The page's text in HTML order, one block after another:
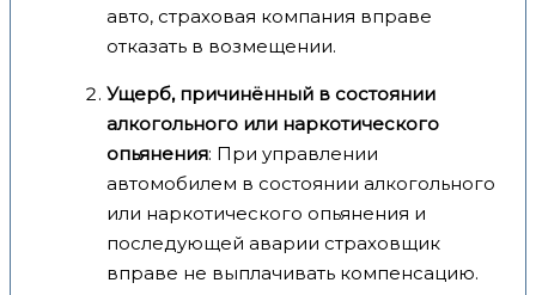
авто, страховая компания вправе
отказать в возмещении.
Ущерб, причинённый в состоянии
алкогольного или наркотического
опьянения: При управлении
автомобилем в состоянии алкогольного
или наркотического опьянения и
последующей аварии страховщик
вправе не выплачивать компенсацию.